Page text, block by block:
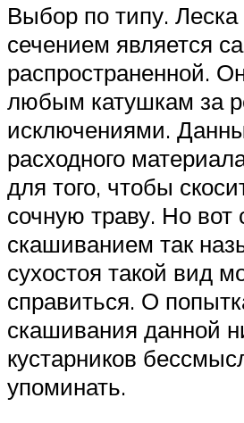
Выбор по типу. Леска
сечением является
распространенной.
любым катушкам за
исключениями.
расходного
для того, чтобы
сочную траву. Но вот
скашиванием так
сухостоя такой вид
справиться. О
скашивания данной
кустарников
упоминать.